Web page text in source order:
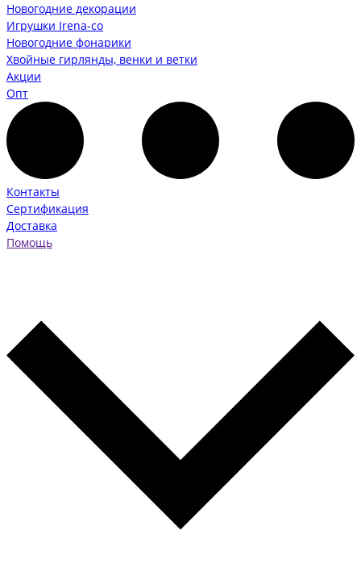
Новогодние декорации
Игрушки Irena-co
Новогодние фонарики
Хвойные гирлянды, венки и ветки
Акции
Опт
Контакты
Сертификация
Доставка
Помощь